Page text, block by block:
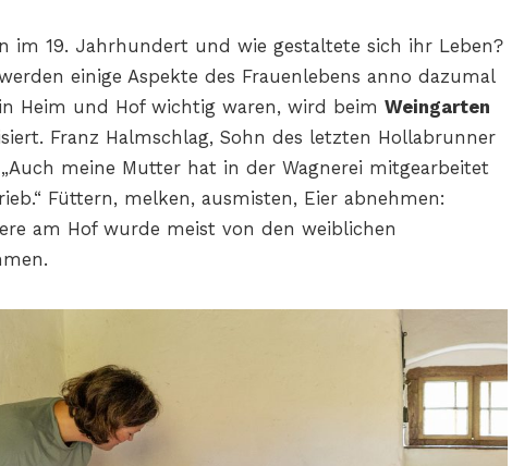
im 19. Jahrhundert und wie gestaltete sich ihr Leben?
einige Aspekte des Frauenlebens anno dazumal
Heim und Hof wichtig waren, wird beim Weingarten
Franz Halmschlag, Sohn des letzten Hollabrunner
meine Mutter hat in der Wagnerei mitgearbeitet
Füttern, melken, ausmisten, Eier abnehmen:
am Hof wurde meist von den weiblichen